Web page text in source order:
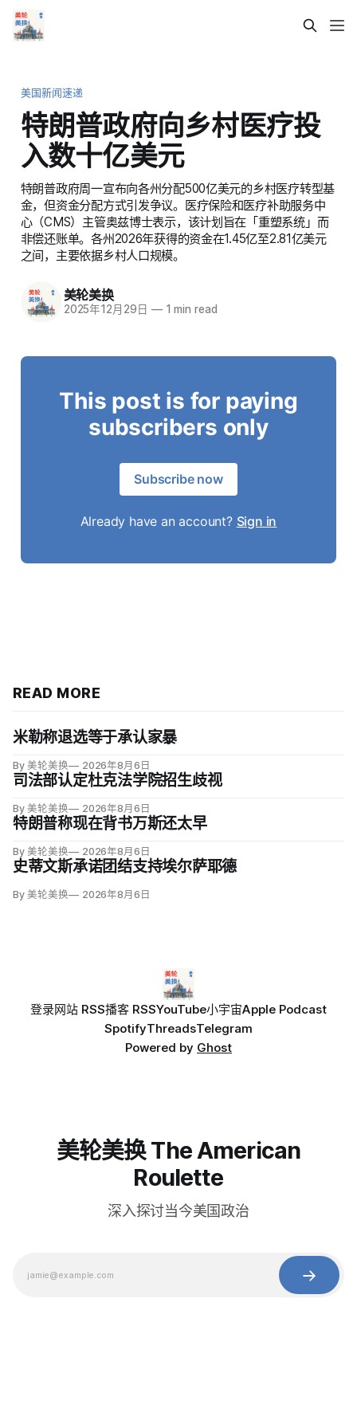
美国新闻速递
特朗普政府向乡村医疗投
入数十亿美元
特朗普政府周一宣布向各州分配500亿美元的乡村医疗转型基
金，但资金分配方式引发争议。医疗保险和医疗补助服务中
心（CMS）主管奥兹博士表示，该计划旨在「重塑系统」而
非偿还账单。各州2026年获得的资金在1.45亿至2.81亿美元
之间，主要依据乡村人口规模。
美轮美换
2025年12月29日 —1 min read
This post is for paying
subscribers only
Subscribe now
Already have an account? Sign in
READ MORE
米勒称退选等于承认家暴
By 美轮美换 2026年8月6日
司法部认定杜克法学院招生歧视
By 美轮美换 2026年8月6日
特朗普称现在背书万斯还太早
By 美轮美换 2026年8月6日
史蒂文斯承诺团结支持埃尔萨耶德
By 美轮美换 2026年8月6日
登录网站 RSS播客 RSSYouTube小宇宙Apple Podcast
SpotifyThreadsTelegram
Powered by Ghost
美轮美换 The American
Roulette
深入探讨当今美国政治